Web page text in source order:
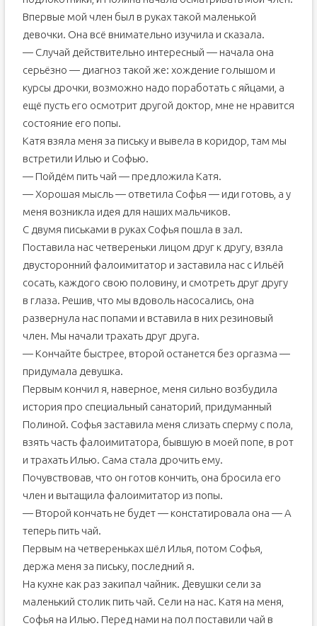
Впервые мой член был в руках такой маленькой
девочки. Она всё внимательно изучила и сказала.
— Случай действительно интересный — начала она
серьёзно — диагноз такой же: хождение голышом и
курсы дрочки, возможно надо поработать с яйцами, а
ещё пусть его осмотрит другой доктор, мне не нравится
состояние его попы.
Катя взяла меня за письку и вывела в коридор, там мы
встретили Илью и Софью.
— Пойдём пить чай — предложила Катя.
— Хорошая мысль — ответила Софья — иди готовь, а у
меня возникла идея для наших мальчиков.
С двумя письками в руках Софья пошла в зал.
Поставила нас четвереньки лицом друг к другу, взяла
двусторонний фалоимитатор и заставила нас с Ильёй
сосать, каждого свою половину, и смотреть друг другу
в глаза. Решив, что мы вдоволь насосались, она
развернула нас попами и вставила в них резиновый
член. Мы начали трахать друг друга.
— Кончайте быстрее, второй останется без оргазма —
придумала девушка.
Первым кончил я, наверное, меня сильно возбудила
история про специальный санаторий, придуманный
Полиной. Софья заставила меня слизать сперму с пола,
взять часть фалоимитатора, бывшую в моей попе, в рот
и трахать Илью. Сама стала дрочить ему.
Почувствовав, что он готов кончить, она бросила его
член и вытащила фалоимитатор из попы.
— Второй кончать не будет — констатировала она — А
теперь пить чай.
Первым на четвереньках шёл Илья, потом Софья,
держа меня за письку, последний я.
На кухне как раз закипал чайник. Девушки сели за
маленький столик пить чай. Сели на нас. Катя на меня,
Софья на Илью. Перед нами на пол поставили чай в